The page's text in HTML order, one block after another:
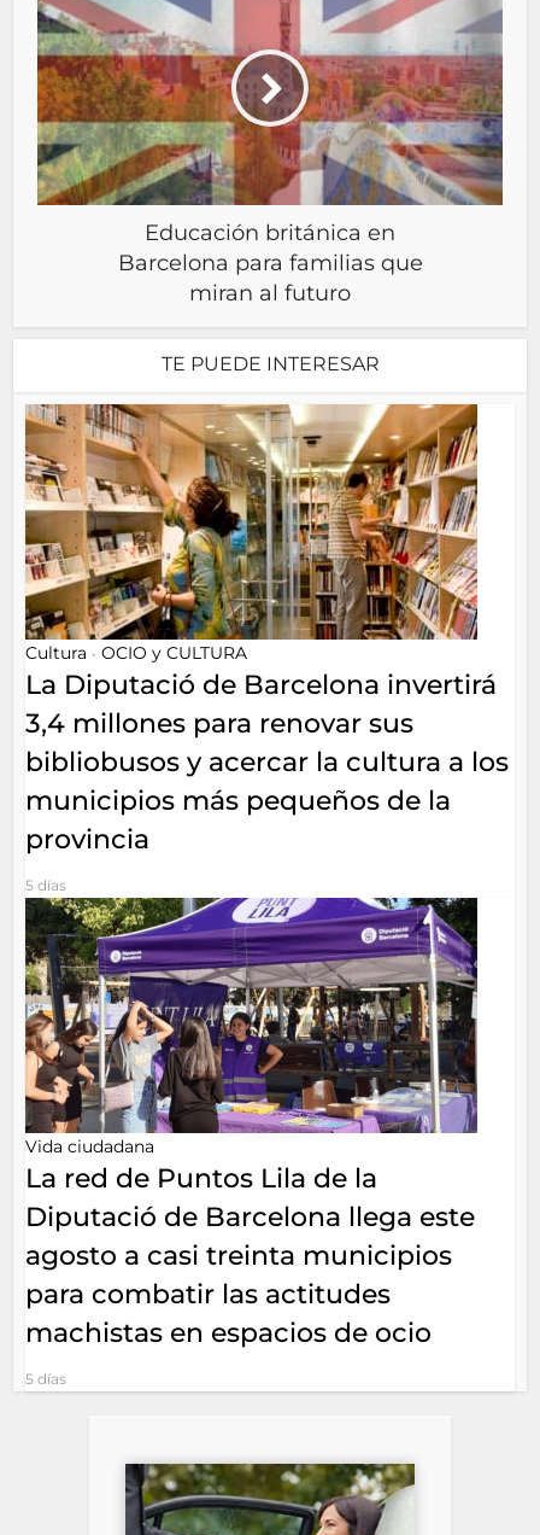
Educación británica en
Barcelona para familias que
miran al futuro
TE PUEDE INTERESAR
Cultura • OCIO y CULTURA
La Diputació de Barcelona invertirá
3,4 millones para renovar sus
bibliobusos y acercar la cultura a los
municipios más pequeños de la
provincia
5 días
Vida ciudadana
La red de Puntos Lila de la
Diputació de Barcelona llega este
agosto a casi treinta municipios
para combatir las actitudes
machistas en espacios de ocio
5 días